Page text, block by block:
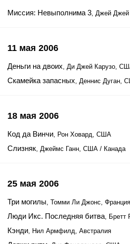
Миссия: Невыполнима 3, Джей
11 мая 2006
Деньги на двоих, Ди Джей Карузо,
Скамейка запасных, Деннис Дуган,
18 мая 2006
Код да Винчи, Рон Ховард, США
Слизняк, Джеймс Ганн, США / Канада
25 мая 2006
Три могилы, Томми Ли Джонс, Франция
Люди Икс. Последняя битва, Бретт
Кэнди, Нил Армфилд, Австралия